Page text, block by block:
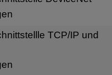
TCP/IP und